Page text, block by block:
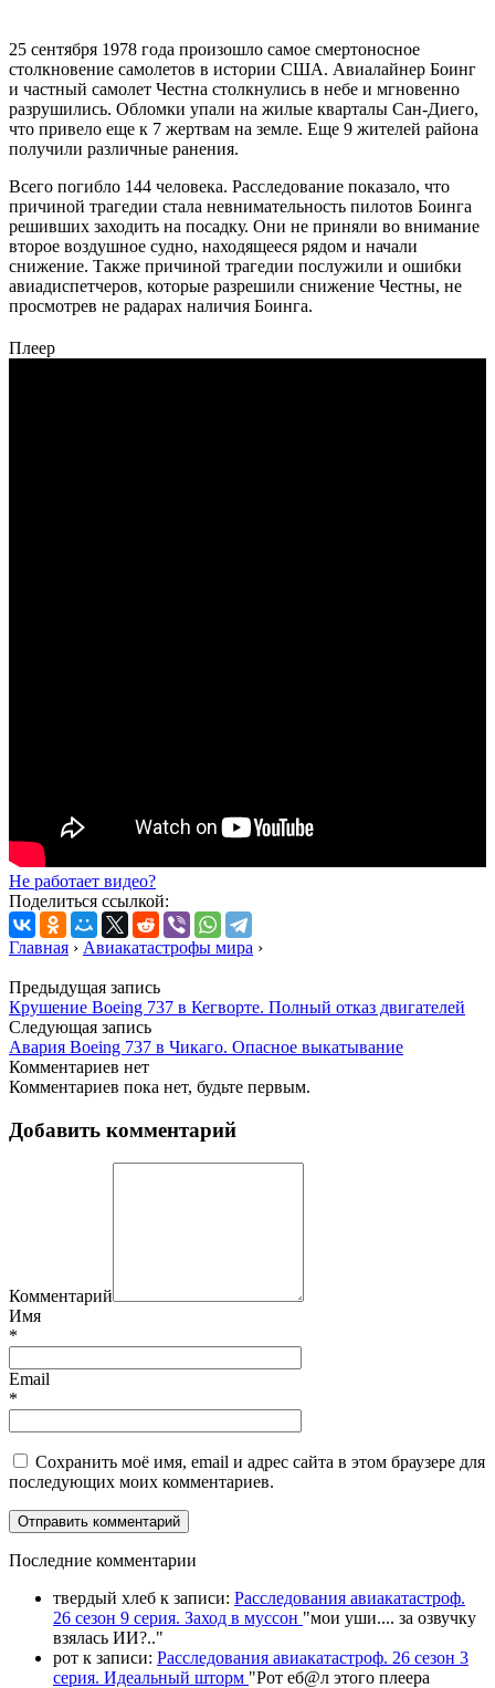
25 сентября 1978 года произошло самое смертоносное
столкновение самолетов в истории США. Авиалайнер Боинг
и частный самолет Честна столкнулись в небе и мгновенно
разрушились. Обломки упали на жилые кварталы Сан-Диего,
что привело еще к 7 жертвам на земле. Еще 9 жителей района
получили различные ранения.
Всего погибло 144 человека. Расследование показало, что
причиной трагедии стала невнимательность пилотов Боинга
решивших заходить на посадку. Они не приняли во внимание
второе воздушное судно, находящееся рядом и начали
снижение. Также причиной трагедии послужили и ошибки
авиадиспетчеров, которые разрешили снижение Честны, не
просмотрев не радарах наличия Боинга.
Плеер
Не работает видео?
Поделиться ссылкой:
Главная › Авиакатастрофы мира ›
Предыдущая запись
Крушение Boeing 737 в Кегворте. Полный отказ двигателей
Следующая запись
Авария Boeing 737 в Чикаго. Опасное выкатывание
Комментариев нет
Комментариев пока нет, будьте первым.
Добавить комментарий
Комментарий
Имя
*
Email
*
Сохранить моё имя, email и адрес сайта в этом браузере для
последующих моих комментариев.
Последние комментарии
твердый хлеб к записи: Расследования авиакатастроф.
26 сезон 9 серия. Заход в муссон "мои уши.... за озвучку
взялась ИИ?.."
рот к записи: Расследования авиакатастроф. 26 сезон 3
серия. Идеальный шторм "Рот еб@л этого плеера